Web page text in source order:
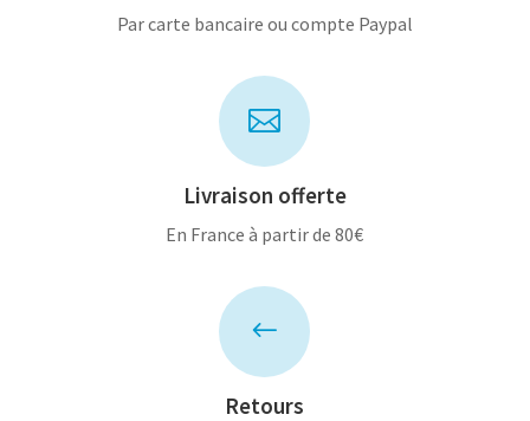
Par carte bancaire ou compte Paypal

Livraison offerte
En France à partir de 80€
#
Retours